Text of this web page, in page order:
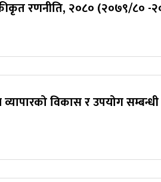
रणनीति, २०८० (२०७९/८० -
विकास र उपयोग सम्बन्धी